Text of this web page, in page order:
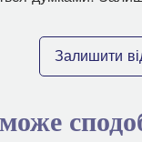
Залишити